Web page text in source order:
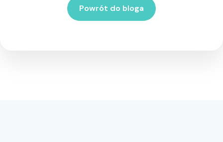
Powrót do bloga